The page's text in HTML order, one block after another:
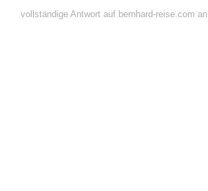
vollständige Antwort auf bernhard-reise.com an